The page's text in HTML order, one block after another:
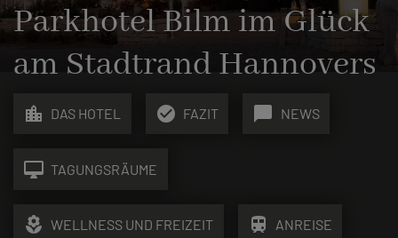
Parkhotel Bilm im Glück
am Stadtrand Hannovers
location_city DAS HOTEL check_circle FAZIT chat_bubble NEWS
desktop_mac TAGUNGSRÄUME
local_florist WELLNESS UND FREIZEIT train ANREISE